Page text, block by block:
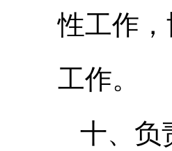
性工作
工作。
十、负